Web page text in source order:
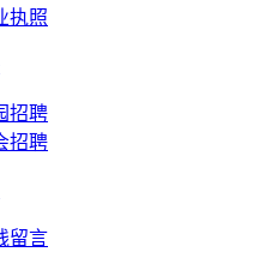
执照
招聘
招聘
留言